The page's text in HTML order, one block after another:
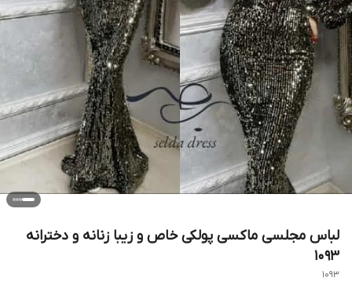
لباس مجلسی ماکسی پولکی خاص و زیبا زنانه و دخترانه
۱۰۹۳
1093